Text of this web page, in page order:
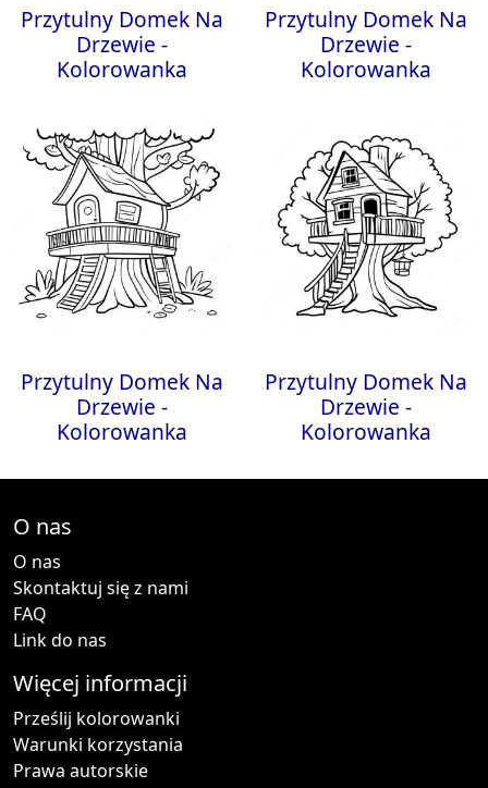
Przytulny Domek Na
Drzewie -
Kolorowanka
Przytulny Domek Na
Drzewie -
Kolorowanka
Przytulny Domek Na
Drzewie -
Kolorowanka
Przytulny Domek Na
Drzewie -
Kolorowanka
O nas
O nas
Skontaktuj się z nami
FAQ
Link do nas
Więcej informacji
Prześlij kolorowanki
Warunki korzystania
Prawa autorskie